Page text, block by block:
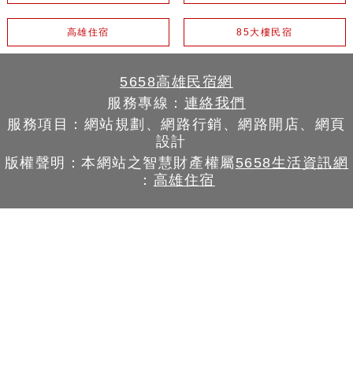
高雄住宿 85大樓民宿
5658高雄民宿網
服務專線： 連絡我們
服務項目：網站規劃、網路行銷、網路開店、網頁
設計
版權聲明：本網站之智慧財產權屬5658生活資訊網
： 高雄住宿